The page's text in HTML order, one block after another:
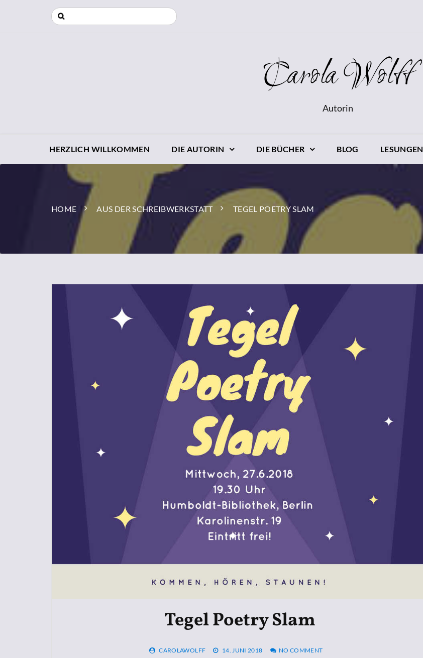
Carola Wolff
Autorin
HERZLICH WILLKOMMEN DIE AUTORIN DIE BÜCHER BLOG LESUNGEN
HOME AUS DER SCHREIBWERKSTATT TEGEL POETRY SLAM
Tegel Poetry Slam
CAROLAWOLFF 14. JUNI 2018 NO COMMENT